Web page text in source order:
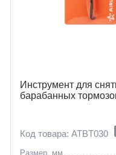
Инструмент для
барабанных
Код товара: ATBT030
Размер, мм